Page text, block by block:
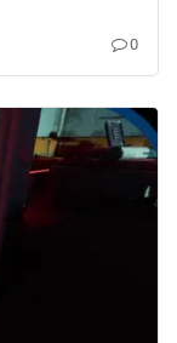
0